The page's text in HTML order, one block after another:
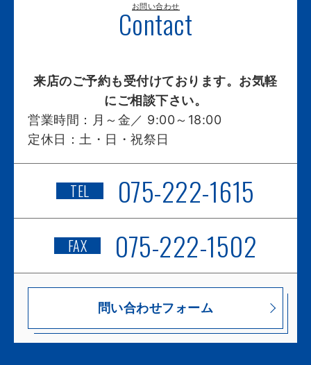
お問い合わせ
Contact
来店のご予約も受付けております。お気軽
にご相談下さい。
営業時間：
月～金／ 9:00～18:00
定休日： 土・日・祝祭日
TEL 075-222-1615
FAX 075-222-1502
問い合わせフォーム